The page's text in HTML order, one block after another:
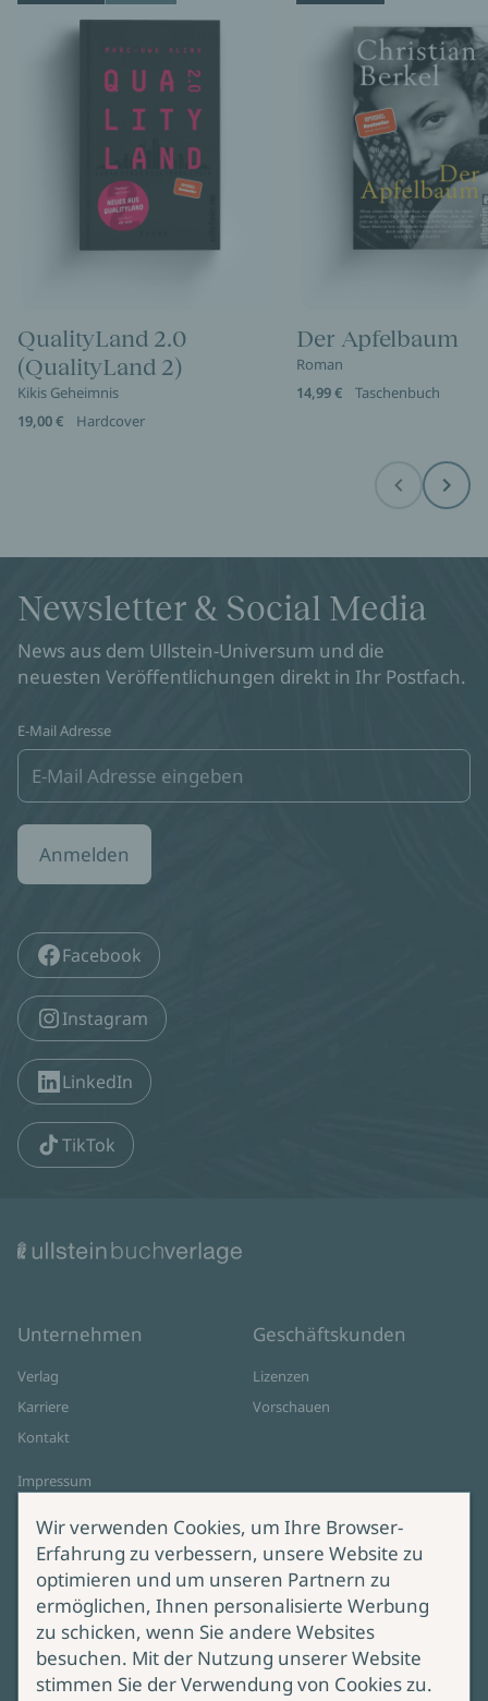
QualityLand 2.0
(QualityLand 2)
Kikis Geheimnis
19,00 €
Hardcover
Der Apfelbaum
Roman
14,99 €
Taschenbuch
Before Next
Newsletter & Social Media
News aus dem Ullstein-Universum und die
neuesten Veröffentlichungen direkt in Ihr Postfach.
E-Mail Adresse
Anmelden
Facebook
Instagram
LinkedIn
TikTok
Unternehmen
Verlag
Karriere
Kontakt
Impressum
Cookie-Einstellungen
AGB Online Shop
Geschäftskunden
Lizenzen
Vorschauen
Service
Lieferung & Versand
Produktsicherheit
Bei Fragen zur Produktsicherheit
wenden Sie sich bitte an
Wir verwenden Cookies, um Ihre Browser-
Erfahrung zu verbessern, unsere Website zu
optimieren und um unseren Partnern zu
ermöglichen, Ihnen personalisierte Werbung
zu schicken, wenn Sie andere Websites
besuchen. Mit der Nutzung unserer Website
stimmen Sie der Verwendung von Cookies zu.